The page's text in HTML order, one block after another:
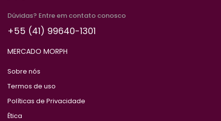
Dúvidas? Entre em contato conosco
+55 (41) 99640-1301
MERCADO MORPH
Sobre nós
Termos de uso
Políticas de Privacidade
Ética